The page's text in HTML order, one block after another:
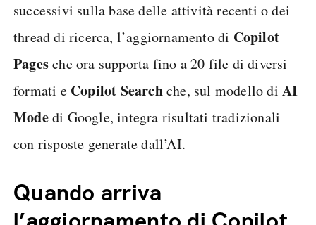
successivi sulla base delle attività recenti o dei
thread di ricerca, l’aggiornamento di Copilot
Pagesche ora supporta fino a 20 file di diversi
formati e Copilot Searchche, sul modello diAI
Modedi Google, integra risultati tradizionali
con risposte generate dall’AI.
Quando arriva